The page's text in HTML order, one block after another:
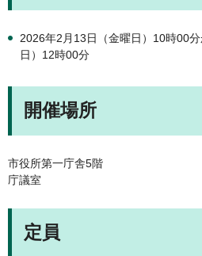
2026年2月13日（金曜日）10時00
日）12時00分
開催場所
市役所第一庁舎5階
庁議室
定員